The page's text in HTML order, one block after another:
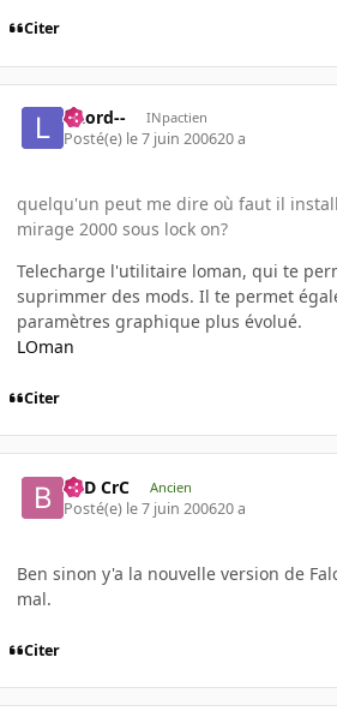
Citer
--Lord-- INpactien
Posté(e) le 7 juin 200620 a
quelqu'un peut me dire où faut il
mirage 2000 sous lock on?
Telecharge l'utilitaire loman, qui te
suprimmer des mods. Il te permet
paramètres graphique plus évolué.
LOman
Citer
BaD CrC Ancien
Posté(e) le 7 juin 200620 a
Ben sinon y'a la nouvelle version de
mal.
Citer